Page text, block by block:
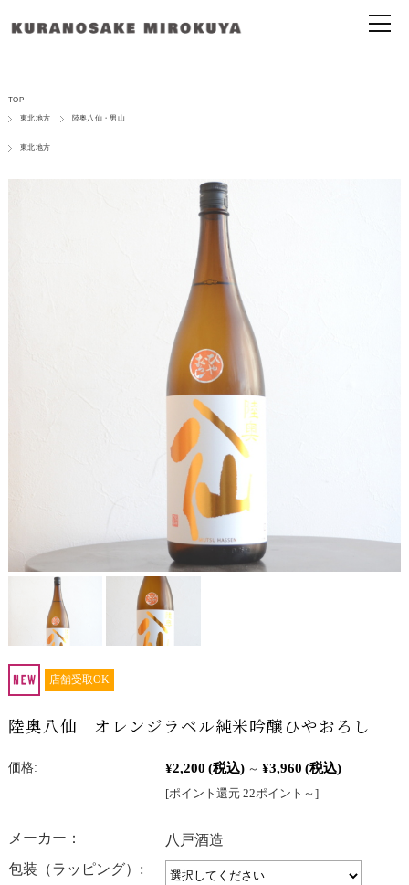
TOP
東北地方 陸奥八仙・男山
東北地方
店舗受取OK
陸奥八仙 オレンジラベル純米吟醸ひやおろし
価格: ¥2,200 (税込) ～ ¥3,960 (税込)
[ポイント還元 22ポイント～]
メーカー：
八戸酒造
包装（ラッピング）: